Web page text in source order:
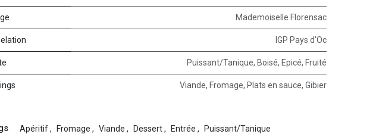
Mademoiselle Florensac
IGP Pays d'Oc
Puissant/Tanique, Boisé, Epicé, Fruité
Viande, Fromage, Plats en sauce, Gibier
Apéritif, Fromage , Viande , Dessert, Entrée ,
Puissant/Tanique